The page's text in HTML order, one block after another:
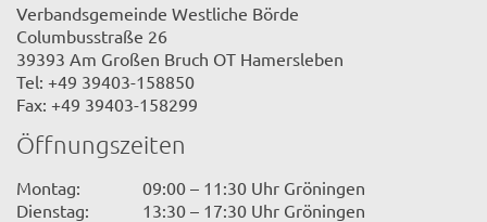
Verbandsgemeinde Westliche Börde
Columbusstraße 26
39393 Am Großen Bruch OT Hamersleben
Tel: +49 39403-158850
Fax: +49 39403-158299
Öffnungszeiten
Montag:
09:00 – 11:30 Uhr Gröningen
Dienstag:
13:30 – 17:30 Uhr Gröningen